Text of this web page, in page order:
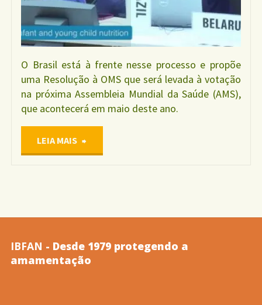
O Brasil está à frente nesse processo e propõe
uma Resolução à OMS que será levada à votação
na próxima Assembleia Mundial da Saúde (AMS),
que acontecerá em maio deste ano.
LEIA MAIS "FRUTO
IBFAN,
IBFAN - Desde 1979 protegendo a
amamentação